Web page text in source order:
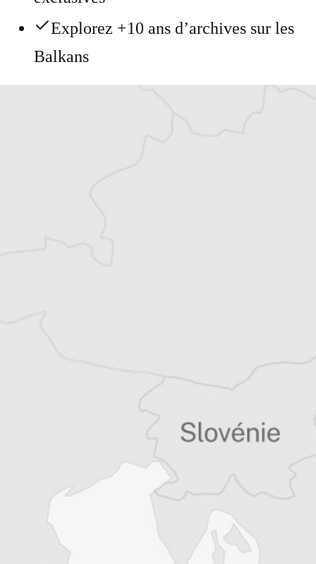
Explorez +10 ans d’archives sur les
Balkans